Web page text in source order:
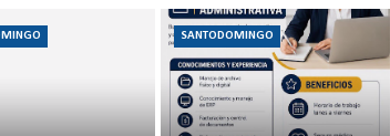
SANTODOMINGO